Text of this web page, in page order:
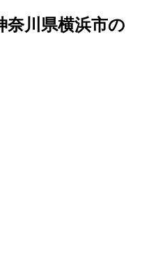
奈川県横浜市の